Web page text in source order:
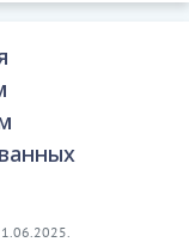
1.06.2025.